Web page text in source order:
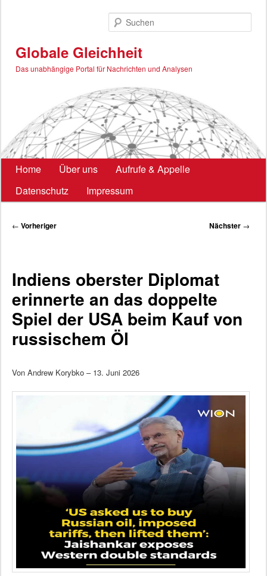
Globale Gleichheit
Das unabhängige Portal für Nachrichten und Analysen
Hauptmenü
Home Über uns
Aufrufe & Appelle
Datenschutz
Impressum
Beitragsnavigation
← Vorheriger Nächster →
Indiens oberster Diplomat
erinnerte an das doppelte
Spiel der USA beim Kauf von
russischem Öl
Von Andrew Korybko – 13. Juni 2026